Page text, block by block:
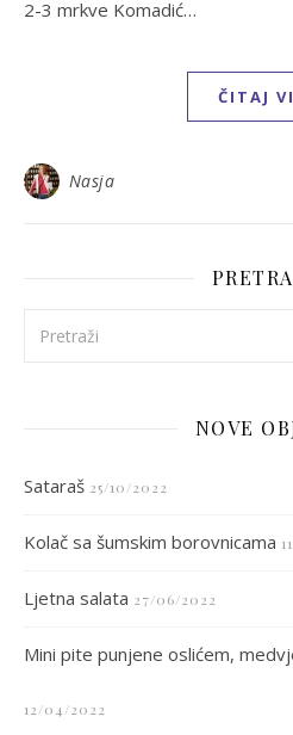
2-3 mrkve Komadić…
ČITAJ
Nasja
NOVE
Sataraš 25/10/2022
Kolač sa šumskim borovnicama
Ljetna salata 27/06/2022
Mini pite punjene oslićem,
12/04/2022